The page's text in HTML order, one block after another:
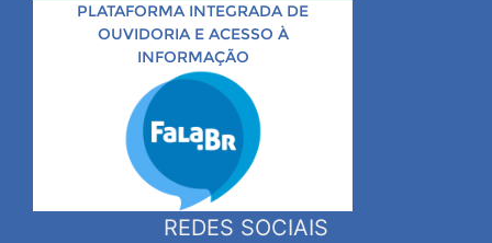
PLATAFORMA INTEGRADA DE
OUVIDORIA E ACESSO À
INFORMAÇÃO
REDES SOCIAIS